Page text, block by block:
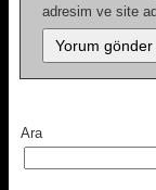
adresim ve site
Ara